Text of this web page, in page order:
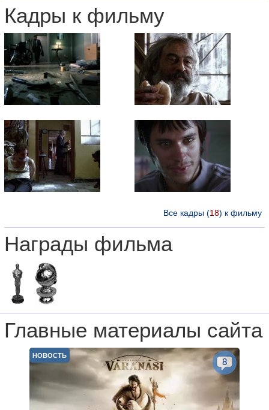
Кадры к фильму
Все кадры (18) к фильму
Награды фильма
Главные материалы сайта
НОВОСТЬ
8